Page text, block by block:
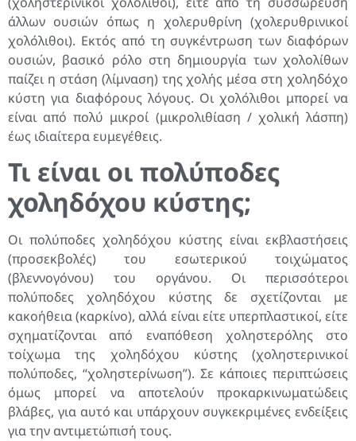
άλλων ουσιών όπως η χολερυθρίνη (χολερυθρινικοί
χολόλιθοι). Εκτός από τη συγκέντρωση των διαφόρων
ουσιών, βασικό ρόλο στη δημιουργία των χολολίθων
παίζει η στάση (λίμναση) της χολής μέσα στη χοληδόχο
κύστη για διαφόρους λόγους. Οι χολόλιθοι μπορεί να
είναι από πολύ μικροί (μικρολιθίαση / χολική λάσπη)
έως ιδιαίτερα ευμεγέθεις.
Τι είναι οι πολύποδες
χοληδόχου κύστης;
Οι πολύποδες χοληδόχου κύστης είναι εκβλαστήσεις
(προσεκβολές) του εσωτερικού τοιχώματος
(βλεννογόνου) του οργάνου. Οι περισσότεροι
πολύποδες χοληδόχου κύστης δε σχετίζονται με
κακοήθεια (καρκίνο), αλλά είναι είτε υπερπλαστικοί, είτε
σχηματίζονται από εναπόθεση χοληστερόλης στο
τοίχωμα της χοληδόχου κύστης (χοληστερινικοί
πολύποδες, “χοληστερίνωση”). Σε κάποιες περιπτώσεις
όμως μπορεί να αποτελούν προκαρκινωματώδεις
βλάβες, για αυτό και υπάρχουν συγκεκριμένες ενδείξεις
για την αντιμετώπισή τους.